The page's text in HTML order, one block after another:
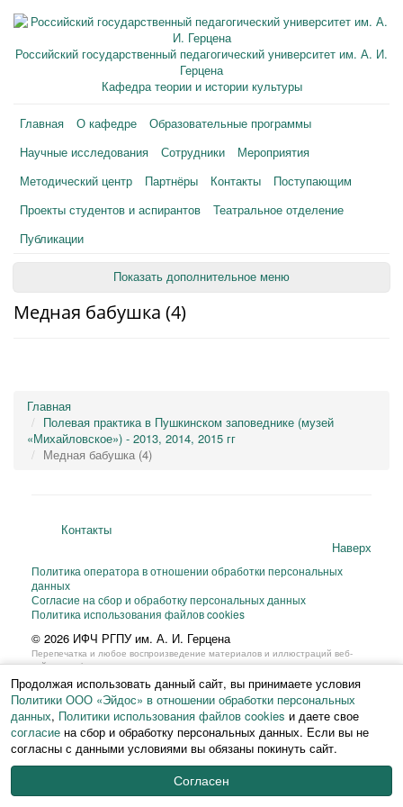
Российский государственный педагогический университет им. А. И.
Герцена
Кафедра теории и истории культуры
Главная О кафедре
Образовательные программы
Научные исследования
Сотрудники
Мероприятия
Методический центр
Партнёры Контакты
Поступающим
Проекты студентов и аспирантов
Театральное отделение
Публикации
Показать дополнительное меню
Медная бабушка (4)
Главная
Полевая практика в Пушкинском заповеднике (музей
«Михайловское») - 2013, 2014, 2015 гг
Медная бабушка (4)
Контакты
Наверх
Политика оператора в отношении обработки персональных
данных
Согласие на сбор и обработку персональных данных
Политика использования файлов cookies
© 2026 ИФЧ РГПУ им. А. И. Герцена
Перепечатка и любое воспроизведение материалов и иллюстраций веб-
сайта или фрагментов
из них на любом языке возможны только с письменного разрешения ИФЧ
РГПУ им. А. И. Герцена.
Продолжая использовать данный сайт, вы принимаете условия
Политики ООО «Эйдос» в отношении обработки персональных
данных, Политики использования файлов cookies и даете свое
согласие на сбор и обработку персональных данных. Если вы не
согласны с данными условиями вы обязаны покинуть сайт.
Согласен